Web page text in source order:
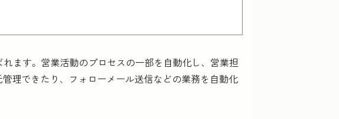
ます。営業活動のプロセスの一部を自動化し、営業担
理できたり、フォローメール送信などの業務を自動化